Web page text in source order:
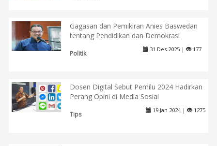
Gagasan dan Pemikiran Anies Baswedan
tentang Pendidikan dan Demokrasi
Politik
31 Des 2025 | 177
Dosen Digital Sebut Pemilu 2024 Hadirkan
Perang Opini di Media Sosial
Tips
19 Jan 2024 | 1275